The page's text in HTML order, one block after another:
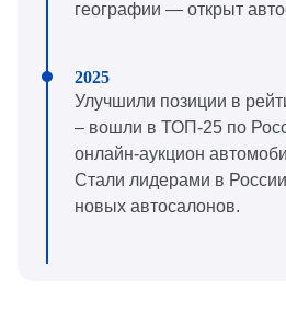
географии — открыт
Улучшили позиции в
– вошли в ТОП-25 по
онлайн-аукцион
Стали лидерами в
новых автосалонов.